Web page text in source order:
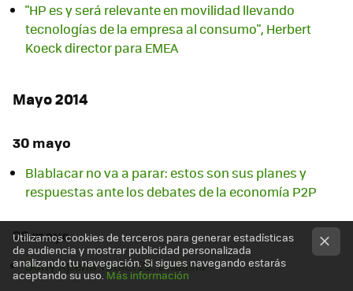
"HP es y será relevante en movilidad llevando
tecnologías de la empresa al consumo", Herbert
Koeck director para EMEA
Mayo 2014
30 mayo
Blablacar no va a parar: estos son sus planes y
respuestas ante los debates de la economía P2P
29 mayo
Sony Xperia Tablet Z2, análisis
Utilizamos cookies de terceros para generar estadísticas
de audiencia y mostrar publicidad personalizada
analizando tu navegación. Si sigues navegando estarás
aceptando su uso. Más información